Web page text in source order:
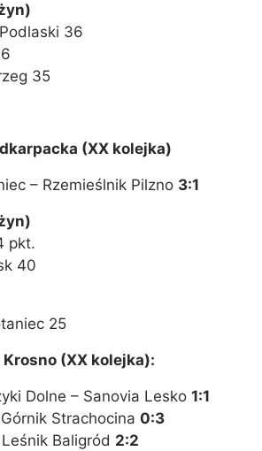
36
35
(XX kolejka)
– Rzemieślnik Pilzno 3:1
pkt.
40
25
(XX kolejka):
Dolne – Sanovia Lesko 1:1
Strachocina 0:3
Baligród 2:2